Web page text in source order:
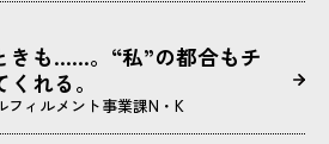
きも……。“私”の都合もチ
れる。
フィルメント事業課N・K